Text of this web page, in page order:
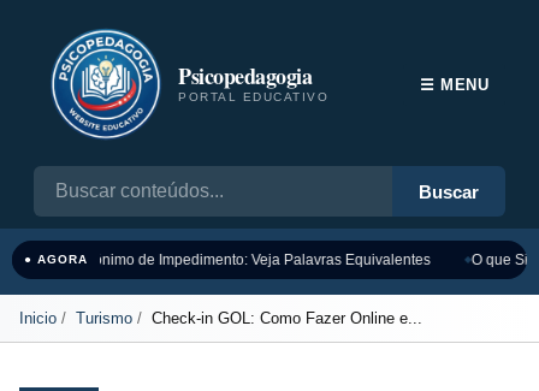
Psicopedagogia
PORTAL EDUCATIVO
Buscar
☰ MENU
● AGORASinônimo de Impedimento: Veja Palavras Equivalentes O que
Inicio Turismo Check-in GOL: Como Fazer Online e...